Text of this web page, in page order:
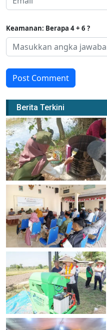
Keamanan: Berapa 4 + 6 ?
Post Comment
Berita Terkini